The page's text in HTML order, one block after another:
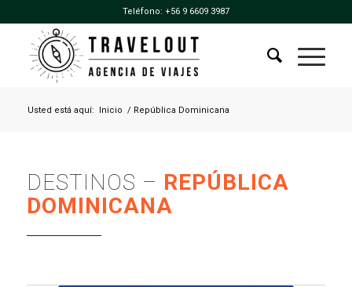
Teléfono: +56 9 6609 3987
Usted está aquí: Inicio / República Dominicana
DESTINOS – REPÚBLICA
DOMINICANA